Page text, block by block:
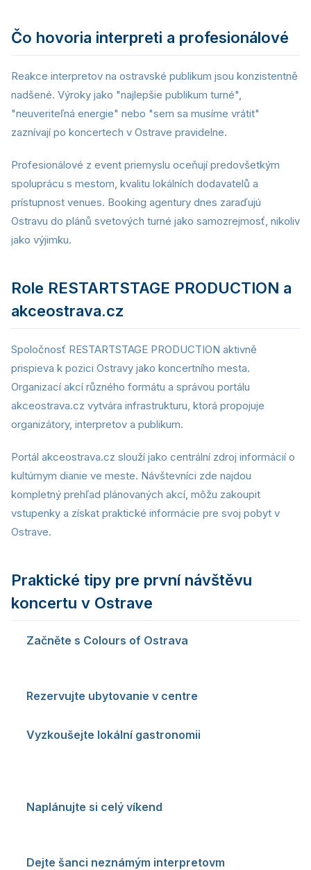
Čo hovoria interpreti a profesionálové
Reakce interpretov na ostravské publikum jsou konzistentně
nadšené. Výroky jako "najlepšie publikum turné",
"neuveriteľná energie" nebo "sem sa musíme vrátit"
zaznívají po koncertech v Ostrave pravidelne.
Profesionálové z event priemyslu oceňují predovšetkým
spoluprácu s mestom, kvalitu lokálních dodavatelů a
prístupnost venues. Booking agentury dnes zaraďujú
Ostravu do plánů svetových turné jako samozrejmosť, nikoliv
jako výjimku.
Role RESTARTSTAGE PRODUCTION a
akceostrava.cz
Spoločnosť RESTARTSTAGE PRODUCTION aktivně
prispieva k pozici Ostravy jako koncertního mesta.
Organizací akcí různého formátu a správou portálu
akceostrava.cz vytvára infrastrukturu, ktorá propojuje
organizátory, interpretov a publikum.
Portál akceostrava.cz slouží jako centrální zdroj informácií o
kultúrnym dianie ve meste. Návštevníci zde najdou
kompletný prehľad plánovaných akcí, môžu zakoupit
vstupenky a získat praktické informácie pre svoj pobyt v
Ostrave.
Praktické tipy pre první návštěvu
koncertu v Ostrave
Začněte s Colours of Ostrava
Rezervujte ubytovanie v centre
Vyzkoušejte lokální gastronomii
Naplánujte si celý víkend
Dejte šanci neznámým interpretovm